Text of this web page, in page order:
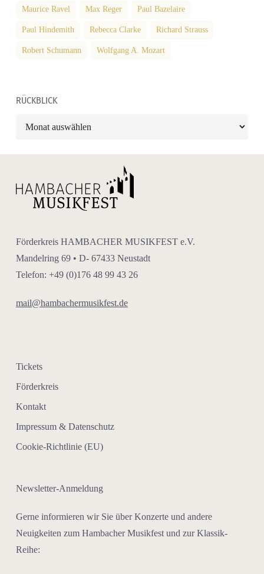
Maurice Ravel Max Reger Paul Bazelaire
Paul Hindemith Rebecca Clarke Richard Strauss
Robert Schumann Wolfgang A. Mozart
RÜCKBLICK
Rückblick
Förderkreis HAMBACHER MUSIKFEST e.V.
Mandelring 69 • D- 67433 Neustadt
Telefon: +49 (0)176 48 99 43 26
mail@hambachermusikfest.de
Tickets
Förderkreis
Kontakt
Impressum & Datenschutz
Cookie-Richtlinie (EU)
Newsletter-Anmeldung
Gerne informieren wir Sie über Konzerte und andere
Neuigkeiten zum Hambacher Musikfest und zur Klassik-
Reihe: